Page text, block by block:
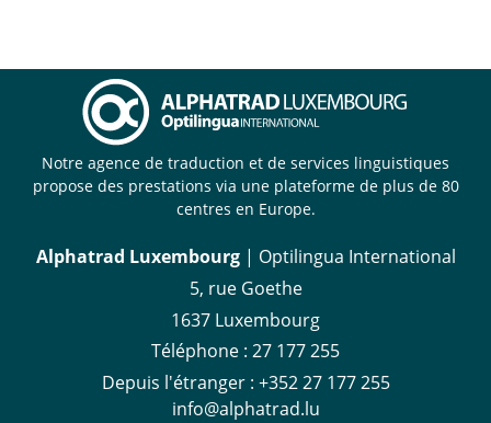
Notre agence de traduction et de services linguistiques
propose des prestations via une plateforme de plus de 80
centres en Europe.
Alphatrad Luxembourg | Optilingua International
5, rue Goethe
1637 Luxembourg
Téléphone : 27 177 255
Depuis l'étranger : +352 27 177 255
info@alphatrad.lu